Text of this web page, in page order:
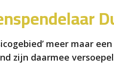
meer maar
zijn daarmee